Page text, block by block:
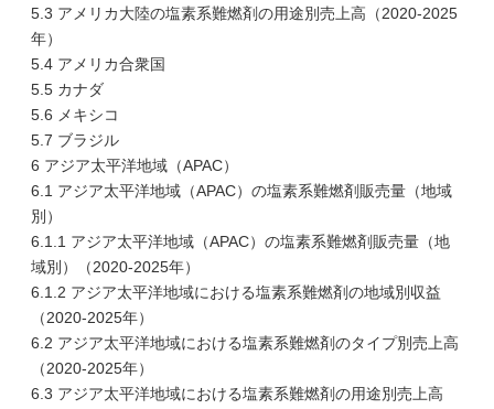
5.3 アメリカ大陸の塩素系難燃剤の用途別売上高（2020-2025
年）
5.4 アメリカ合衆国
5.5 カナダ
5.6 メキシコ
5.7 ブラジル
6 アジア太平洋地域（APAC）
6.1 アジア太平洋地域（APAC）の塩素系難燃剤販売量（地域
別）
6.1.1 アジア太平洋地域（APAC）の塩素系難燃剤販売量（地
域別）（2020-2025年）
6.1.2 アジア太平洋地域における塩素系難燃剤の地域別収益
（2020-2025年）
6.2 アジア太平洋地域における塩素系難燃剤のタイプ別売上高
（2020-2025年）
6.3 アジア太平洋地域における塩素系難燃剤の用途別売上高